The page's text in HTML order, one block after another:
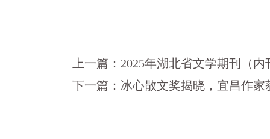
上一篇： 2025年湖北省文学期刊（
下一篇： 冰心散文奖揭晓，宜昌作家